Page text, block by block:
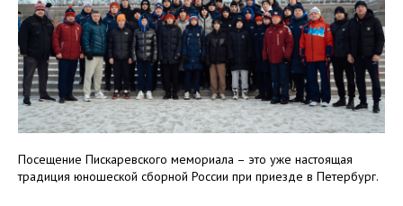
Посещение Пискаревского мемориала – это уже настоящая
традиция юношеской сборной России при приезде в Петербург.